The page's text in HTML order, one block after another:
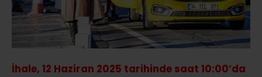
İhale, 12 Haziran 2025 tarihinde saat 10:00’da